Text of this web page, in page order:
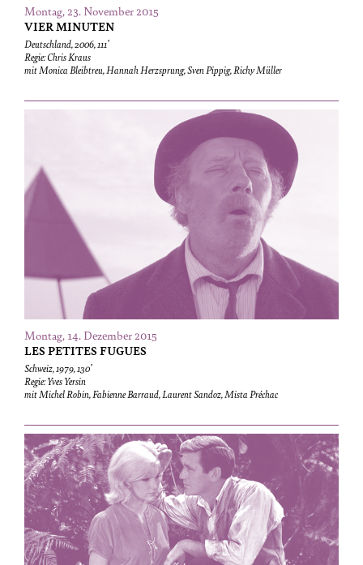
Montag, 23. November 2015
VIER MINUTEN
Deutschland, 2006, 111’
Regie: Chris Kraus
mit Monica Bleibtreu, Hannah Herzsprung, Sven Pippig, Richy Müller
Montag, 14. Dezember 2015
LES PETITES FUGUES
Schweiz, 1979, 130’
Regie: Yves Yersin
mit Michel Robin, Fabienne Barraud, Laurent Sandoz, Mista Préchac